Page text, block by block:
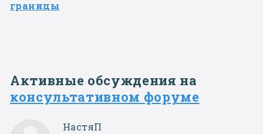
границы
Активные обсуждения на
консультативном форуме
НастяП